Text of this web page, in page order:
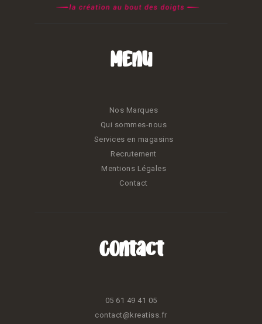
Menu
Nos Marques
Qui sommes-nous
Services en magasins
Recrutement
Mentions Légales
Contact
Contact
05 61 49 41 05
contact@kreatiss.fr